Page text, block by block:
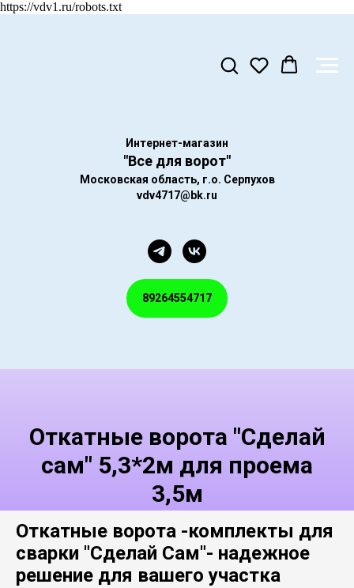
https://vdv1.ru/robots.txt
Интернет-магазин
"Все для ворот"
Московская область, г.о. Серпухов
vdv4717@bk.ru
89264554717
Откатные ворота "Сделай
сам" 5,3*2м для проема
3,5м
Откатные ворота -комплекты для
сварки "Сделай Сам"- надежное
решение для вашего участка